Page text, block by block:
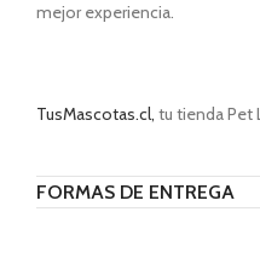
mejor experiencia.
TusMascotas.cl, tu tienda Pet
FORMAS DE ENTREGA